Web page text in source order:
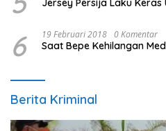
Jersey Persija Laku
6 19 Februari 2018 0 Komentar
Saat Bepe Kehilangan
Berita Kriminal